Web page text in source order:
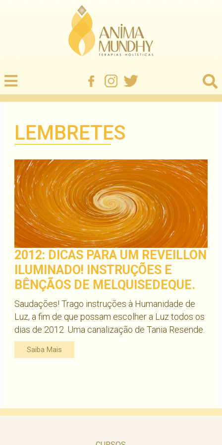
LEMBRETES
2012: DICAS PARA UM REVEILLON
ILUMINADO! INSTRUÇÕES E
BÊNÇÃOS DE MELQUISEDEQUE.
Saudações! Trago instruções à Humanidade de
Luz, a fim de que possam escolher a Luz todos os
dias de 2012. Uma canalização de Tania Resende.
Saiba Mais